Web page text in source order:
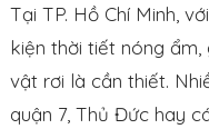
Tại TP. Hồ Chí Minh,
kiện thời tiết nóng ẩm,
vật rơi là cần thiết.
quận 7, Thủ Đức hay